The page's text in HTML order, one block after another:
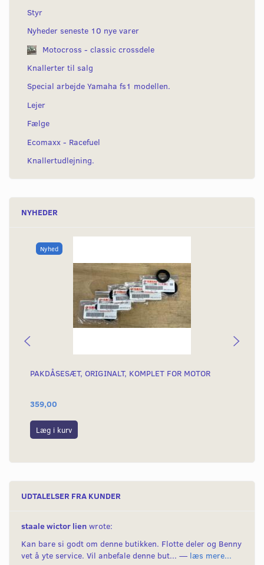
Styr
Nyheder seneste 10 nye varer
Motocross - classic crossdele
Knallerter til salg
Special arbejde Yamaha fs1 modellen.
Lejer
Fælge
Ecomaxx - Racefuel
Knallertudlejning.
NYHEDER
Nyhed
PAKDÅSESÆT, ORIGINALT, KOMPLET FOR MOTOR
359,00
Læg i kurv
UDTALELSER FRA KUNDER
staale wictor lien wrote:
Kan bare si godt om denne butikken. Flotte deler og Benny
vet å yte service. Vil anbefale denne but... — læs mere...